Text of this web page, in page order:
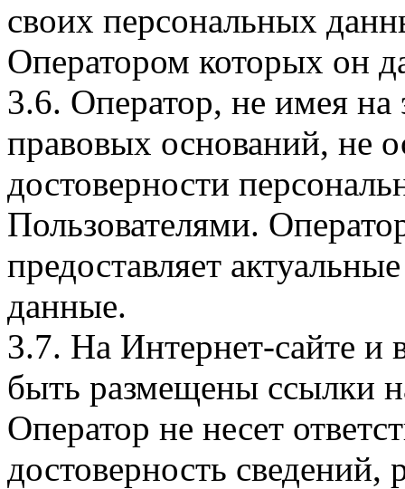
своих персональных
Оператором которых он
3.6. Оператор, не имея
правовых оснований, не
достоверности
Пользователями.
предоставляет
данные.
3.7. На Интернет-сайте
быть размещены ссылки
Оператор не несет
достоверность